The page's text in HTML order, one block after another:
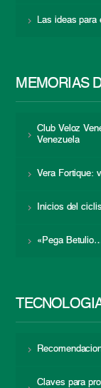
Las ideas para
MEMORIAS
Club Veloz
Venezuela
Vera Fortique:
Inicios del
«Pega
Claves para